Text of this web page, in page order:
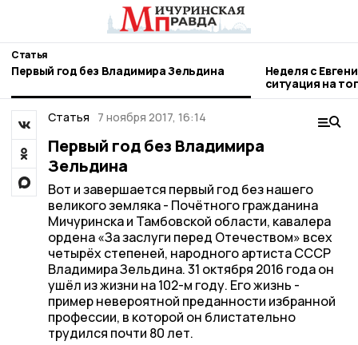
Статья
Первый год без Владимира Зельдина
Неделя с
ситуация на
городе и
Статья
7 ноября 2017, 16:14
Первый год без Владимира
Зельдина
Вот и завершается первый год без нашего
великого земляка - Почётного гражданина
Мичуринска и Тамбовской области, кавалера
ордена «За заслуги перед Отечеством» всех
четырёх степеней, народного артиста СССР
Владимира Зельдина. 31 октября 2016 года он
ушёл из жизни на 102-м году. Его жизнь -
пример невероятной преданности избранной
профессии, в которой он блистательно
трудился почти 80 лет.